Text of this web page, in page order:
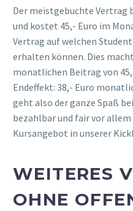
Der meistgebuchte Vertrag
und kostet 45,- Euro im
Vertrag auf welchen
erhalten können. Dies
monatlichen Beitrag von
Endeffekt: 38,- Euro
geht also der ganze Spaß
bezahlbar und fair vor
Kursangebot in unserer
WEITERES
OHNE